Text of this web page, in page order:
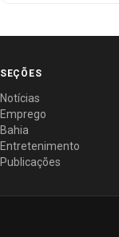
SEÇÕES
Notícias
Emprego
Bahia
Entretenimento
Publicações